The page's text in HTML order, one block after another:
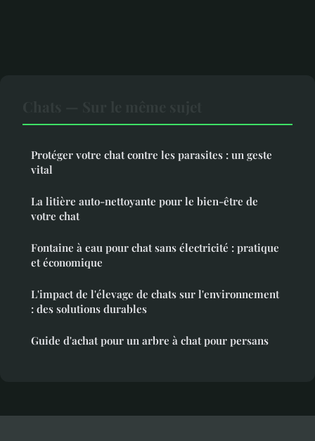
Protéger votre chat contre les parasites : un geste
vital
La litière auto-nettoyante pour le bien-être de
votre chat
Fontaine à eau pour chat sans électricité : pratique
et économique
L'impact de l'élevage de chats sur l'environnement
: des solutions durables
Guide d'achat pour un arbre à chat pour persans